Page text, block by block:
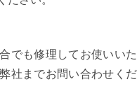
でも修理してお使いいた
社までお問い合わせくだ